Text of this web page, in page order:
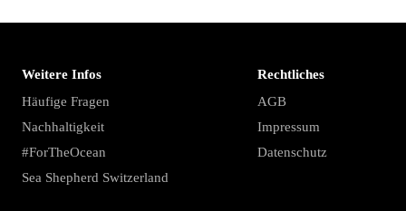
Weitere Infos
Häufige Fragen
Nachhaltigkeit
#ForTheOcean
Sea Shepherd Switzerland
Rechtliches
AGB
Impressum
Datenschutz